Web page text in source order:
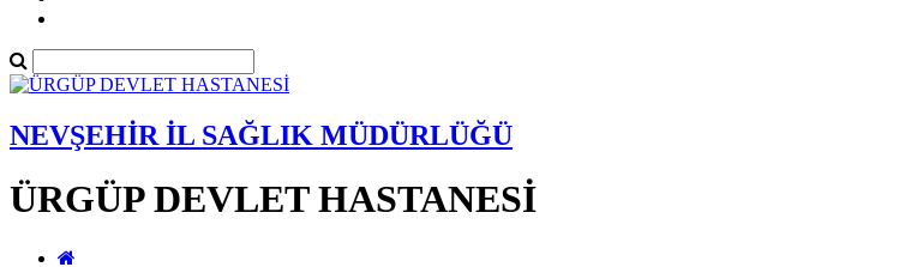
NEVŞEHİR İL SAĞLIK MÜDÜRLÜĞÜ
ÜRGÜP DEVLET HASTANESİ